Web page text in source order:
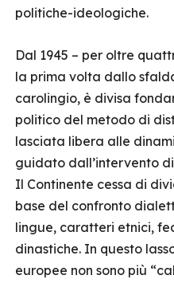
politiche-ideologiche.
Dal 1945 – per oltre
la prima volta dallo
carolingio, è divisa
politico del metodo di
lasciata libera alle
guidato dall’intervento
Il Continente cessa di
base del confronto
lingue, caratteri etnici,
dinastiche. In questo
europee non sono più